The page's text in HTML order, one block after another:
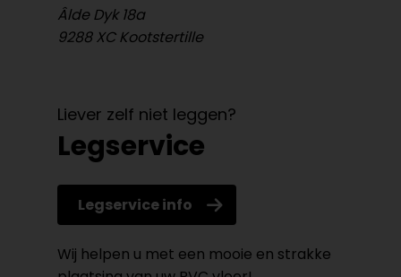
Âlde Dyk 18a
9288 XC Kootstertille
Liever zelf niet leggen?
Legservice
Legservice info
Wij helpen u met een mooie en strakke